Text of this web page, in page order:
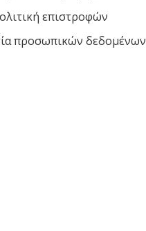
επιστροφών
προσωπικών δεδομένων